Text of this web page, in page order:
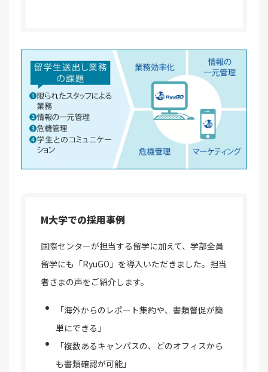
M大学での採用事例
国際センターが担当する留学に加えて、学部全員
留学にも「RyuGO」を導入いただきました。担当
者さまの声をご紹介します。
「海外からのレポート集約や、書類督促が簡
単にできる」
「複数あるキャンパスの、どのオフィスから
も書類確認が可能」